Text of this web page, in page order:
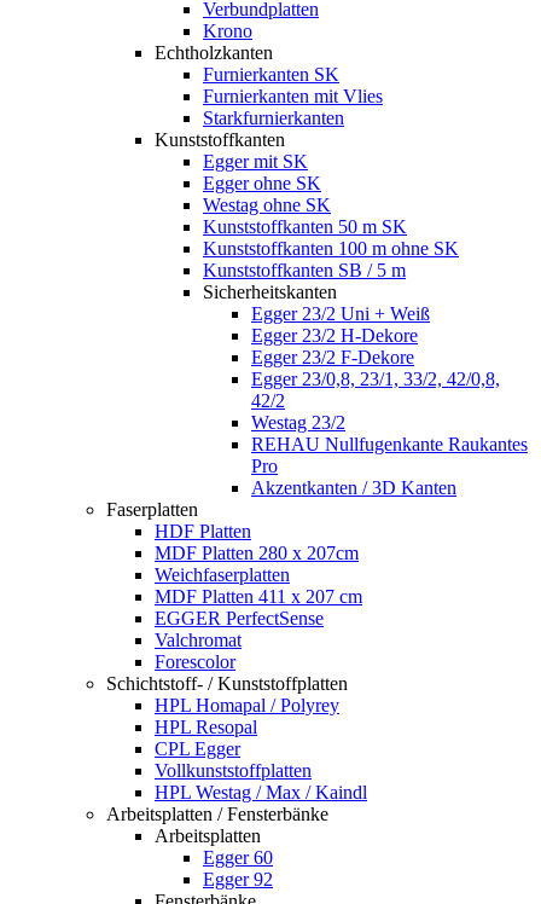
Verbundplatten
Krono
Echtholzkanten
Furnierkanten SK
Furnierkanten mit Vlies
Starkfurnierkanten
Kunststoffkanten
Egger mit SK
Egger ohne SK
Westag ohne SK
Kunststoffkanten 50 m SK
Kunststoffkanten 100 m ohne SK
Kunststoffkanten SB / 5 m
Sicherheitskanten
Egger 23/2 Uni + Weiß
Egger 23/2 H-Dekore
Egger 23/2 F-Dekore
Egger 23/0,8, 23/1, 33/2, 42/0,8,
42/2
Westag 23/2
REHAU Nullfugenkante Raukantes
Pro
Akzentkanten / 3D Kanten
Faserplatten
HDF Platten
MDF Platten 280 x 207cm
Weichfaserplatten
MDF Platten 411 x 207 cm
EGGER PerfectSense
Valchromat
Forescolor
Schichtstoff- / Kunststoffplatten
HPL Homapal / Polyrey
HPL Resopal
CPL Egger
Vollkunststoffplatten
HPL Westag / Max / Kaindl
Arbeitsplatten / Fensterbänke
Arbeitsplatten
Egger 60
Egger 92